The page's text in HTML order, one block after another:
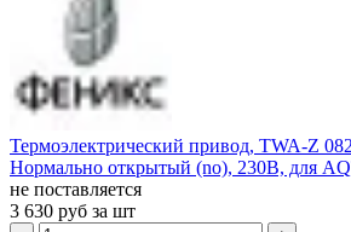
Термоэлектрический привод, TWA-Z
Нормально открытый (no), 230В, для
не поставляется
3 630 руб за шт